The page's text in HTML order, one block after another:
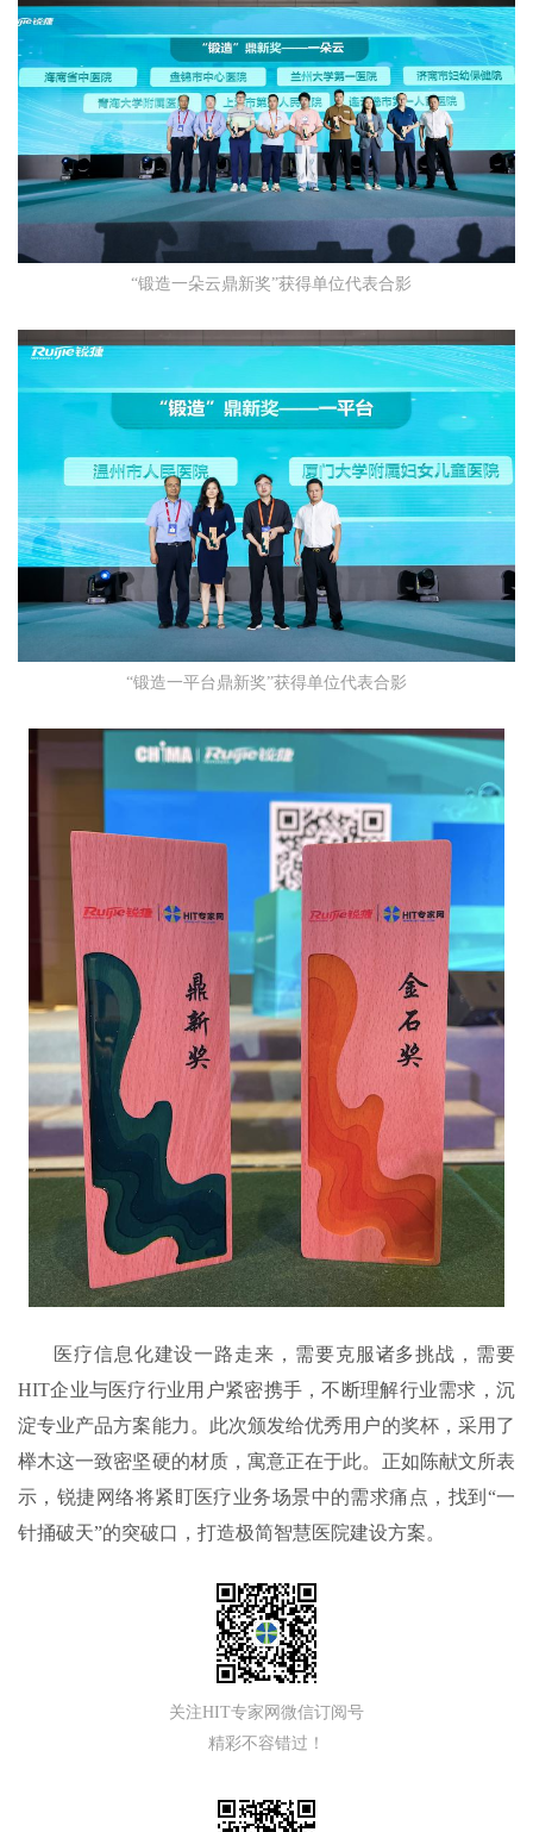
“锻造一朵云鼎新奖”获得单位代表合影
“锻造一平台鼎新奖”获得单位代表合影
医疗信息化建设一路走来，需要克服诸多挑战，需要
HIT企业与医疗行业用户紧密携手，不断理解行业需求，沉
淀专业产品方案能力。此次颁发给优秀用户的奖杯，采用了
榉木这一致密坚硬的材质，寓意正在于此。正如陈献文所表
示，锐捷网络将紧盯医疗业务场景中的需求痛点，找到“一
针捅破天”的突破口，打造极简智慧医院建设方案。
关注HIT专家网微信订阅号
精彩不容错过！